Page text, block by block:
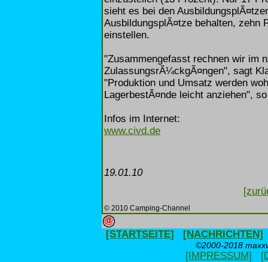
sieht es bei den
AusbildungsplÃ¤tze behalten, zehn
einstellen.
"Zusammengefasst rechnen wir im
ZulassungsrÃ¼ckgÃ¤ngen", sagt
"Produktion und Umsatz werden
LagerbestÃ¤nde leicht anziehen",
Infos im Internet:
www.civd.de
19.01.10
© 2010 Camping-Channel
[STARTSEITE] [NACHRICHTEN]
©2000-2018
[IMPRESSUM]